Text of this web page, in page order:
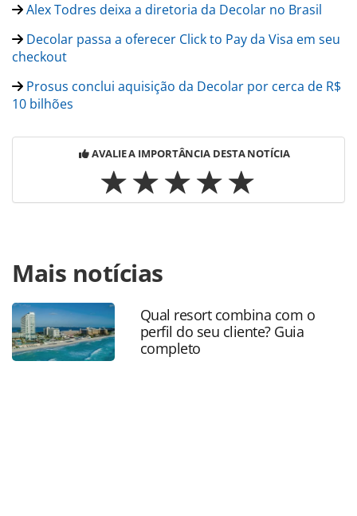
Alex Todres deixa a diretoria da Decolar no Brasil
Decolar passa a oferecer Click to Pay da Visa em seu
checkout
Prosus conclui aquisição da Decolar por cerca de R$
10 bilhões
AVALIE A IMPORTÂNCIA DESTA NOTÍCIA
https://www.panrotas.com.br/agencias-de-
viagens/mercado/2025/05/prosus-ja-promove-sinergias-
entre-decolar-e-ifood-apos-aquisicao-
bilionaria_217813.html ou as ferramentas oferecidas na
página. Todo o conteúdo produzido pela PANROTAS
Editora é protegido pela legislação brasileira sobre direito
Mais notícias
Qual resort combina com o
perfil do seu cliente? Guia
completo